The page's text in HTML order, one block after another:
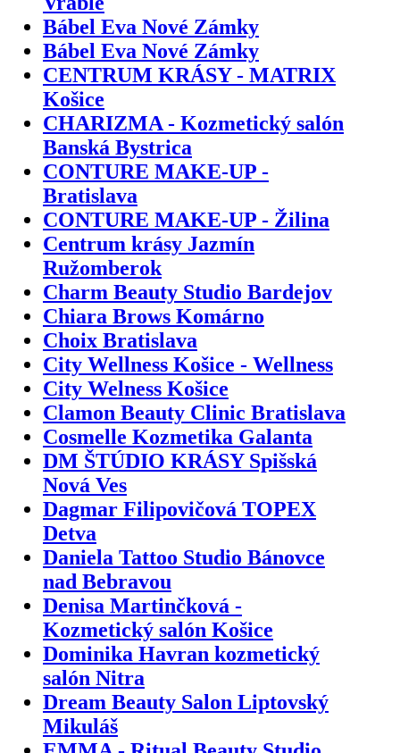
Bábel Eva Nové Zámky
Bábel Eva Nové Zámky
CENTRUM KRÁSY - MATRIX
Košice
CHARIZMA - Kozmetický salón
Banská Bystrica
CONTURE MAKE-UP -
Bratislava
CONTURE MAKE-UP - Žilina
Centrum krásy Jazmín
Ružomberok
Charm Beauty Studio Bardejov
Chiara Brows Komárno
Choix Bratislava
City Wellness Košice - Wellness
City Welness Košice
Clamon Beauty Clinic Bratislava
Cosmelle Kozmetika Galanta
DM ŠTÚDIO KRÁSY Spišská
Nová Ves
Dagmar Filipovičová TOPEX
Detva
Daniela Tattoo Studio Bánovce
nad Bebravou
Denisa Martinčková -
Kozmetický salón Košice
Dominika Havran kozmetický
salón Nitra
Dream Beauty Salon Liptovský
Mikuláš